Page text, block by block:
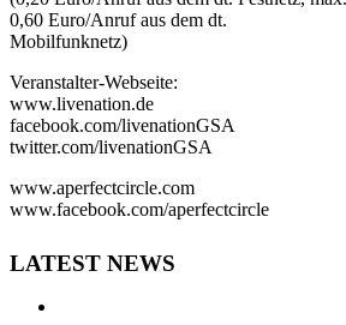
0,60 Euro/Anruf aus dem dt.
Mobilfunknetz)
Veranstalter-Webseite:
www.livenation.de
facebook.com/livenationGSA
twitter.com/livenationGSA
www.aperfectcircle.com
www.facebook.com/aperfectcircle
LATEST NEWS